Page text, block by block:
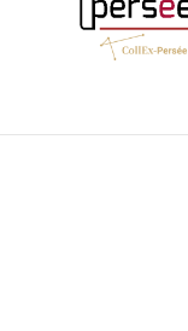
Menu